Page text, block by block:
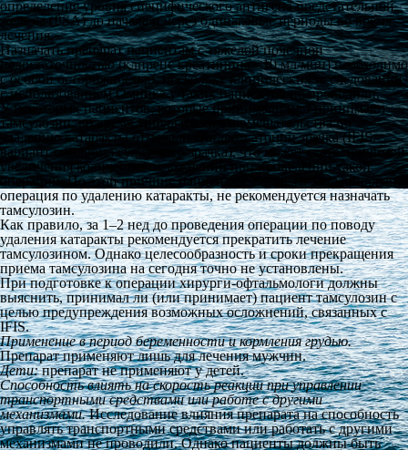
определение уровня специфического антигена предстательной
железы (PSA) до начала и через одинаковые периоды во время
лечения.
Назначать препарат пациентам с тяжелой почечной
недостаточностью (клиренс креатинина <10 мл/мин) необходимо
с особой осторожностью, поскольку клинических исследований
с использованием Омника у таких пациентов не проводили.
У некоторых пациентов, которые принимали или принимают
тамсулозин, во время хирургического вмешательства по
удалению катаракты отмечали синдром атонии зрачка (IFIS,
вариант синдрома суженного зрачка), что может стать причиной
увеличения количества осложнений при проведении такой
операции. По этой причине пациентам, которым запланирована
операция по удалению катаракты, не рекомендуется назначать
тамсулозин.
Как правило, за 1–2 нед до проведения операции по поводу
удаления катаракты рекомендуется прекратить лечение
тамсулозином. Однако целесообразность и сроки прекращения
приема тамсулозина на сегодня точно не установлены.
При подготовке к операции хирурги-офтальмологи должны
выяснить, принимал ли (или принимает) пациент тамсулозин с
целью предупреждения возможных осложнений, связанных с
IFIS.
Применение в период беременности и кормления грудью.
Препарат применяют лишь для лечения мужчин.
Дети:препарат не применяют у детей.
Способность влиять на скорость реакции при управлении
транспортными средствами или работе с другими
механизмами.Исследование влияния препарата на способность
управлять транспортными средствами или работать с другими
механизмами не проводили. Однако пациенты должны быть